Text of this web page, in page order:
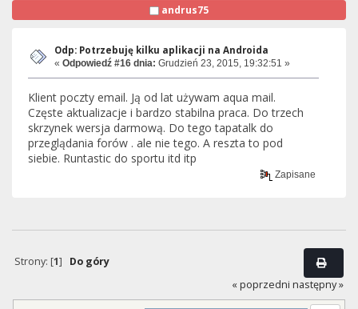
andrus75
Odp: Potrzebuję kilku aplikacji na Androida
« Odpowiedź #16 dnia: Grudzień 23, 2015, 19:32:51 »
Klient poczty email. Ją od lat używam aqua mail.
Częste aktualizacje i bardzo stabilna praca. Do trzech
skrzynek wersja darmową. Do tego tapatalk do
przeglądania forów . ale nie tego. A reszta to pod
siebie. Runtastic do sportu itd itp
Zapisane
Strony: [1] Do góry
« poprzedni następny »